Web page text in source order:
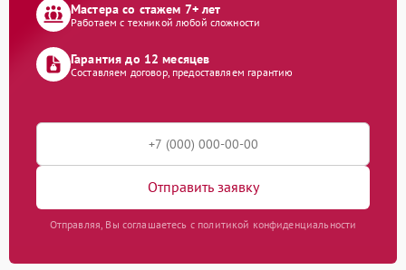
Мастера со стажем 7+ лет
Работаем с техникой любой сложности
Гарантия до 12 месяцев
Составляем договор, предоставляем гарантию
Отправить заявку
Отправляя, Вы соглашаетесь с политикой конфиденциальности